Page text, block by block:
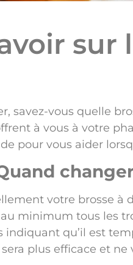
sur
savez-vous quelle
à vous à votre
pour vous aider
votre brosse à
minimum tous les
qu’il est
sera plus efficace et